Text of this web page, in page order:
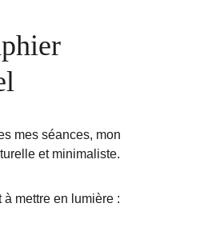
mes séances, mon
et minimaliste.
mettre en lumière :